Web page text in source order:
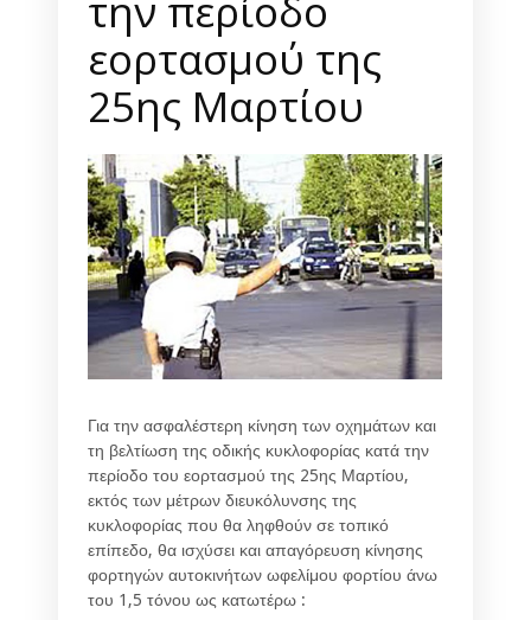
εορτασμού της
25ης Μαρτίου
Για την ασφαλέστερη κίνηση των οχημάτων και
τη βελτίωση της οδικής κυκλοφορίας κατά την
περίοδο του εορτασμού της 25ης Μαρτίου,
εκτός των μέτρων διευκόλυνσης της
κυκλοφορίας που θα ληφθούν σε τοπικό
επίπεδο, θα ισχύσει και απαγόρευση κίνησης
φορτηγών αυτοκινήτων ωφελίμου φορτίου άνω
του 1,5 τόνου ως κατωτέρω :